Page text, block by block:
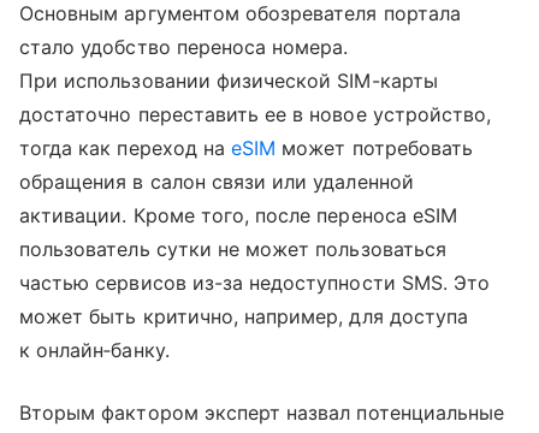
Основным аргументом обозревателя портала
стало удобство переноса номера.
При использовании физической SIM-карты
достаточно переставить ее в новое устройство,
тогда как переход наeSIM может потребовать
обращения в салон связи или удаленной
активации. Кроме того, после переноса eSIM
пользователь сутки не может пользоваться
частью сервисов из-за недоступности SMS. Это
может быть критично, например, для доступа
к онлайн‑банку.
Вторым фактором эксперт назвал потенциальные